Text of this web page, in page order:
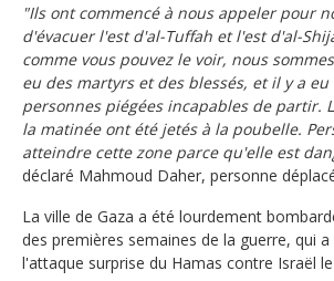
"Ils ont commencé à nous appeler pour
d'évacuer l'est d'al-Tuffah et l'est d'al-
comme vous pouvez le voir, nous
eu des martyrs et des blessés, et il y a eu
personnes piégées incapables de partir.
la matinée ont été jetés à la poubelle.
atteindre cette zone parce qu'elle est
déclaré Mahmoud Daher, personne
La ville de Gaza a été lourdement
des premières semaines de la guerre, qui
l'attaque surprise du Hamas contre Israël